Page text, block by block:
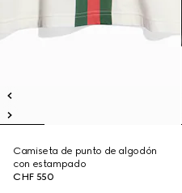
Camiseta de punto de algodón
con estampado
CHF 550